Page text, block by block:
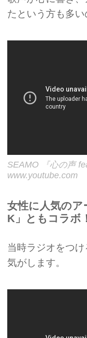
たという方も多い
SEAMO 『心の声
www.youtube.com
女性に人気の
K」ともコラボ！
当時ラジオをつ
気がします。